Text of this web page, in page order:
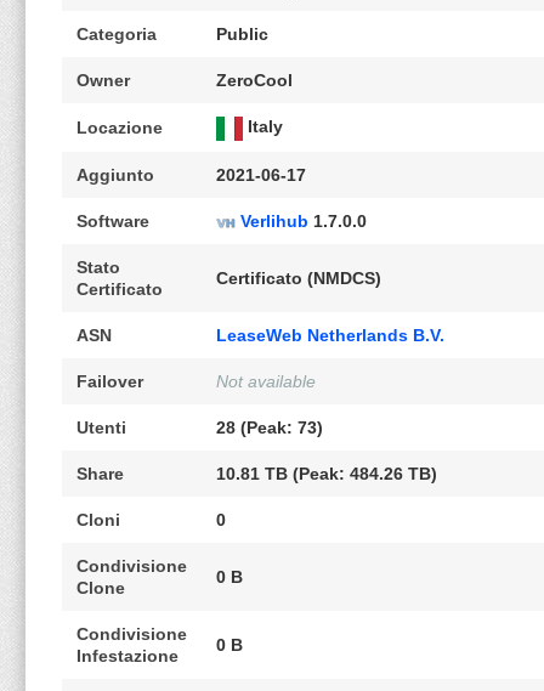
Categoria Public
Owner ZeroCool
Locazione Italy
Aggiunto 2021-06-17
Software Verlihub 1.7.0.0
Stato
Certificato
Certificato (NMDCS)
ASN LeaseWeb Netherlands B.V.
Failover Not available
Utenti 28 (Peak: 73)
Share 10.81 TB (Peak: 484.26 TB)
Cloni 0
Condivisione
Clone
0 B
Condivisione
Infestazione
0 B